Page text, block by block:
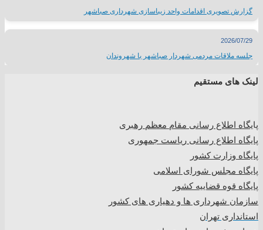
گزارش تصویری اقدامات واحد زیباسازی شهرداری صباشهر
2026/07/29
جلسه ملاقات مردمی شهردار صباشهر با شهروندان
لینک های مستقیم
پایگاه اطلاع رسانی مقام معظم رهبری
پایگاه اطلاع رسانی ریاست جمهوری
پایگاه وزارت کشور
پایگاه مجلس شورای اسلامی
پایگاه قوه قضاییه کشور
سازمان شهرداری ها و دهیاری های کشور
استانداری تهران